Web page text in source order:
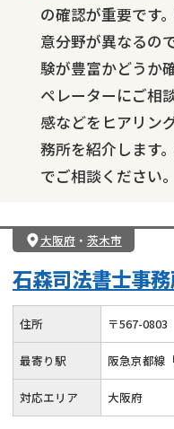
の確認が重要です
意分野が異なるの
験が豊富かどうか
ペレーターにご相
感などをヒアリン
務所を紹介します
でご相談ください。
大阪府・ 茨木市
石森司法書士事
住所 〒567-0803
最寄り駅 阪急京都線
対応エリア 大阪府